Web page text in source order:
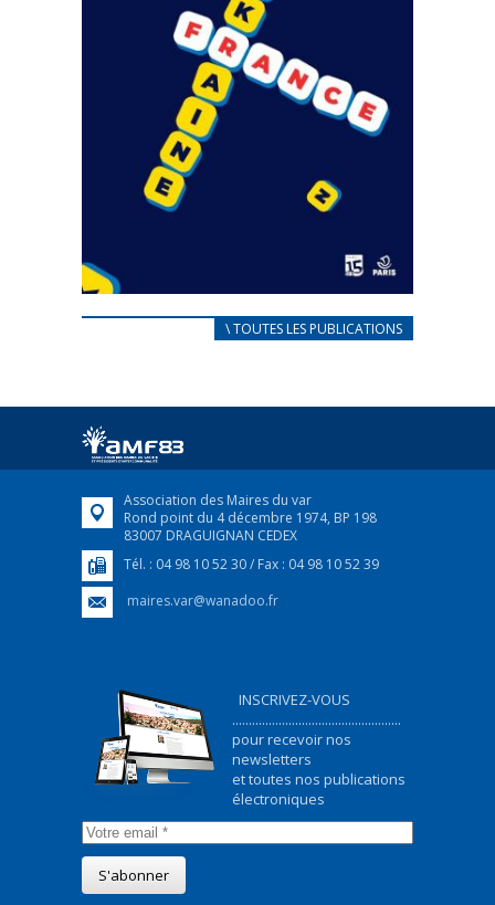
CARNET D’ACCUEIL
Afin d’accompagner au mieux les réfugiés
FEUILLETER
\ TOUTES LES PUBLICATIONS
Association des Maires du var
Rond point du 4 décembre 1974, BP 198
83007 DRAGUIGNAN CEDEX
Tél. : 04 98 10 52 30 / Fax : 04 98 10 52 39
maires.var@wanadoo.fr
INSCRIVEZ-VOUS
...................................................
pour recevoir nos
newsletters
et toutes nos publications
électroniques